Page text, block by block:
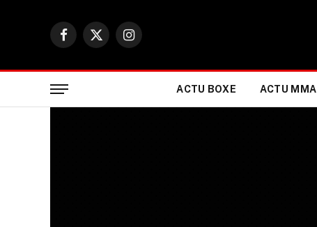
Facebook
X
Instagram
ACTU BOXE ACTU MMA